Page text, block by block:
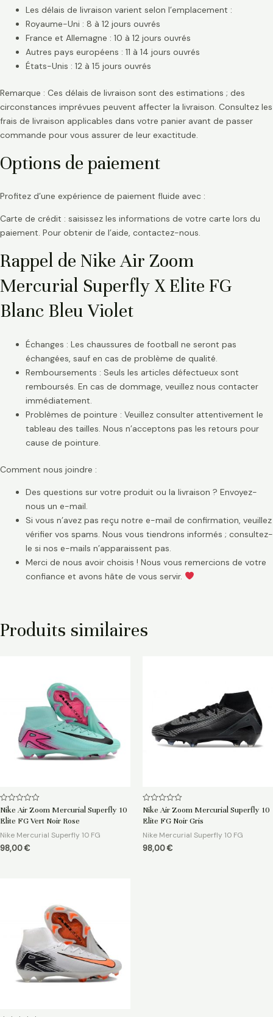
Les délais de livraison varient selon l’emplacement :
Royaume-Uni : 8 à 12 jours ouvrés
France et Allemagne : 10 à 12 jours ouvrés
Autres pays européens : 11 à 14 jours ouvrés
États-Unis : 12 à 15 jours ouvrés
Remarque : Ces délais de livraison sont des estimations ; des
circonstances imprévues peuvent affecter la livraison. Consultez les
frais de livraison applicables dans votre panier avant de passer
commande pour vous assurer de leur exactitude.
Options de paiement
Profitez d’une expérience de paiement fluide avec :
Carte de crédit : saisissez les informations de votre carte lors du
paiement. Pour obtenir de l’aide, contactez-nous.
Rappel de Nike Air Zoom
Mercurial Superfly X Elite FG
Blanc Bleu Violet
Échanges : Les chaussures de football ne seront pas
échangées, sauf en cas de problème de qualité.
Remboursements : Seuls les articles défectueux sont
remboursés. En cas de dommage, veuillez nous contacter
immédiatement.
Problèmes de pointure : Veuillez consulter attentivement le
tableau des tailles. Nous n’acceptons pas les retours pour
cause de pointure.
Comment nous joindre :
Des questions sur votre produit ou la livraison ? Envoyez-
nous un e-mail.
Si vous n’avez pas reçu notre e-mail de confirmation, veuillez
vérifier vos spams. Nous vous tiendrons informés ; consultez-
le si nos e-mails n’apparaissent pas.
Merci de nous avoir choisis ! Nous vous remercions de votre
confiance et avons hâte de vous servir.
Produits similaires
Note
sur
Nike Air Zoom Mercurial Superfly 10
Elite FG Vert Noir Rose
Nike Mercurial Superfly 10 FG
98,00€
Note
sur
Nike Air Zoom Mercurial Superfly 10
Elite FG Noir Gris
Nike Mercurial Superfly 10 FG
98,00€